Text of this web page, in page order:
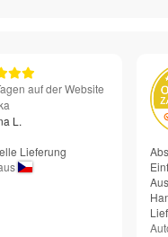
auf der Website
L.
Lieferung